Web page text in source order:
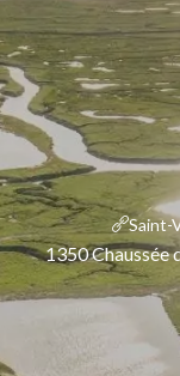
Saint-
1350 Chaussée